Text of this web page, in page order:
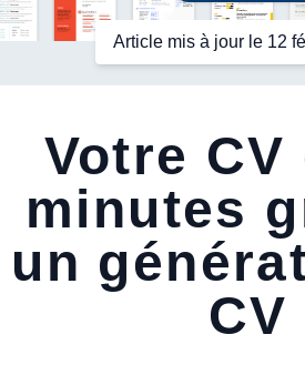
Article mis à jour le 12
Votre CV
minutes
un
CV